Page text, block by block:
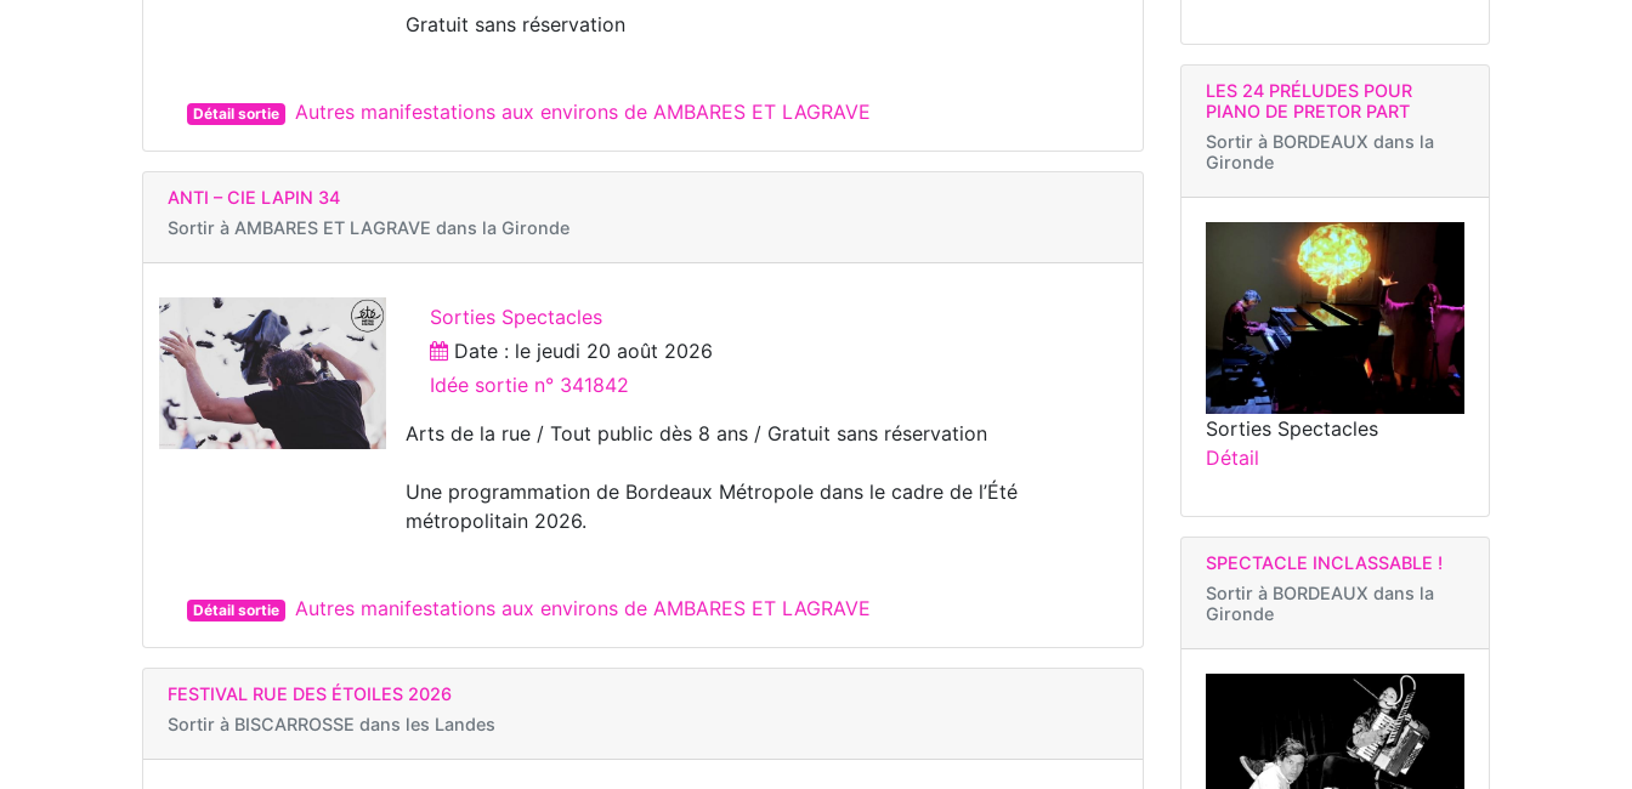
Gratuit sans réservation
Détail sortie Autres manifestations aux environs de AMBARES ET LAGRAVE
ANTI – CIE LAPIN 34
Sortir à AMBARES ET LAGRAVE dans la Gironde
Sorties Spectacles
Date : le jeudi 20 août 2026
Idée sortie n° 341842
Arts de la rue / Tout public dès 8 ans / Gratuit sans réservation
Une programmation de Bordeaux Métropole dans le cadre de l’Été
métropolitain 2026.
Détail sortie Autres manifestations aux environs de AMBARES ET LAGRAVE
FESTIVAL RUE DES ÉTOILES 2026
Sortir à BISCARROSSE dans les Landes
LES 24 PRÉLUDES POUR
PIANO DE PRETOR PART
Sortir à BORDEAUX dans la
Gironde
Sorties Spectacles
Détail
SPECTACLE INCLASSABLE !
Sortir à BORDEAUX dans la
Gironde